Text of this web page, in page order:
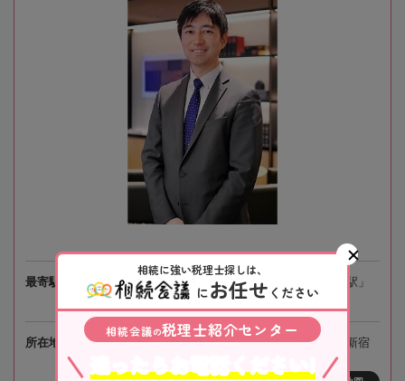
最寄駅
JR・京王電鉄・小田急電鉄・東京メトロ「新宿駅」
徒歩5分、都営地下鉄「都庁前駅」徒歩2分
所在地
〒163-0647 東京都新宿区西新宿1丁目25番1号新宿
相続に強い税理士探しは、
にお任せ ください
相続会議の税理士紹介センター